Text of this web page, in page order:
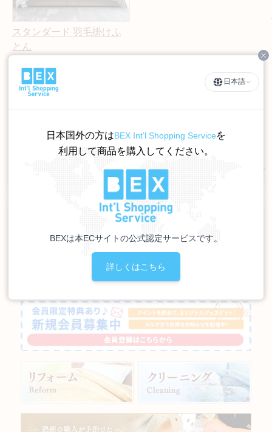
スタンダード 羽毛掛けふ
とん
カラー
（税込）
件あります
羽毛掛けふとん(厚め)
日本語
日本国外の方はBEX Int’l Shopping Serviceを
利用して商品を購入してください。
BEXは本ECサイトの公式認定サービスです。
詳しくはこちら